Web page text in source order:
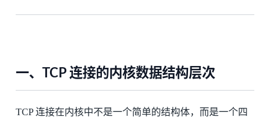
一、TCP 连接的内核数据结构层次
TCP 连接在内核中不是一个简单的结构体，而是一个四